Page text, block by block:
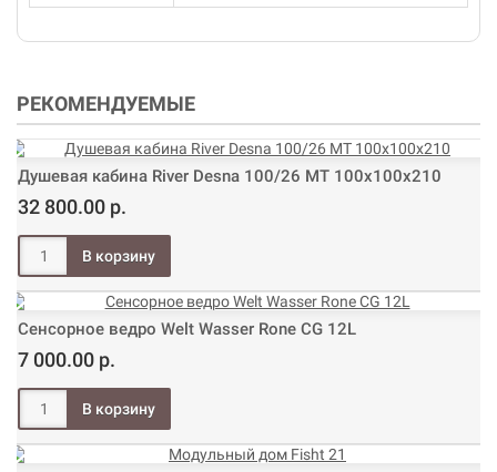
РЕКОМЕНДУЕМЫЕ
Душевая кабина River Desna 100/26 МТ 100х100х210
32 800.00 р.
Сенсорное ведро Welt Wasser Rone CG 12L
7 000.00 р.